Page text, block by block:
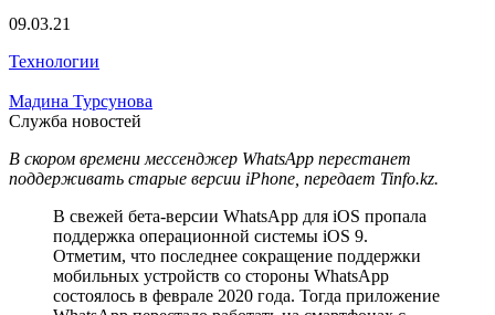
09.03.21
Технологии
Мадина Турсунова
Служба новостей
В скором времени мессенджер WhatsApp перестанет
поддерживать старые версии iPhone, передает Tinfo.kz.
В свежей бета-версии WhatsApp для iOS пропала
поддержка операционной системы iOS 9.
Отметим, что последнее сокращение поддержки
мобильных устройств со стороны WhatsApp
состоялось в феврале 2020 года. Тогда приложение